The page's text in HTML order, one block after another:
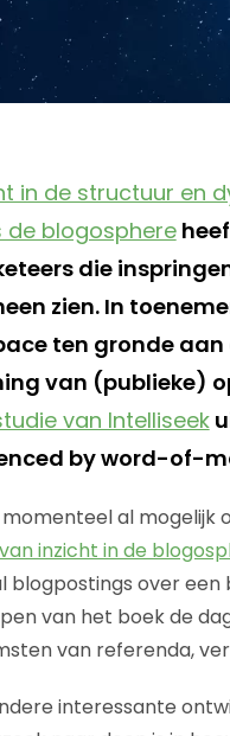
in de structuur en
de blogosphere
die
zien. In
ten gronde
van (publieke)
van Intelliseek
by word-of-
momenteel al mogelijk
inzicht in de
blogpostings over
van het boek de
van referenda,
interessante